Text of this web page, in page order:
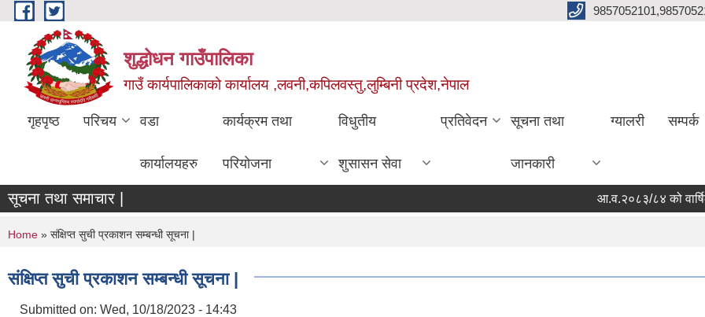
Skip to main content
शुद्धोधन गाउँपालिका
गाउँ कार्यपालिकाको कार्यालय ,लवनी,कपिलवस्तु,लुम्बिनी प्रदेश,नेपाल
गृहपृष्ठ परिचय वडा
कार्यालयहरु
कार्यक्रम तथा
परियोजना
विधुतीय
शुसासन सेवा
प्रतिवेदन सूचना तथा
जानकारी
ग्यालरी सम्पर्क
सूचना तथा समाचार | आ.व.२०८३/८४ को वार्षिक
You are here
Home » संक्षिप्त सुची प्रकाशन सम्बन्धी सूचना |
संक्षिप्त सुची प्रकाशन सम्बन्धी सूचना |
Submitted on: Wed, 10/18/2023 - 14:43